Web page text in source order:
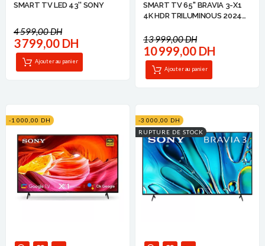
SMART TV LED 43'' SONY
4 599,00 DH
3 799,00 DH
Ajouter au panier
SMART TV 65'' BRAVIA 3-X1
4K HDR TRILUMINOUS 2024
13 999,00 DH
10 999,00 DH
Ajouter au panier
-1 000,00 DH
-3 000,00 DH
RUPTURE DE STOCK